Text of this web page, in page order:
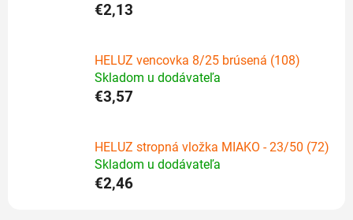
€2,13
HELUZ vencovka 8/25 brúsená (108)
Skladom u dodávateľa
€3,57
HELUZ stropná vložka MIAKO - 23/50 (72)
Skladom u dodávateľa
€2,46